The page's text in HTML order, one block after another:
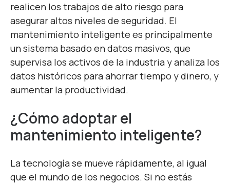
realicen los trabajos de alto riesgo para
asegurar altos niveles de seguridad. El
mantenimiento inteligente es principalmente
un sistema basado en datos masivos, que
supervisa los activos de la industria y analiza los
datos históricos para ahorrar tiempo y dinero, y
aumentar la productividad.
¿Cómo adoptar el
mantenimiento inteligente?
La tecnología se mueve rápidamente, al igual
que el mundo de los negocios. Si no estás